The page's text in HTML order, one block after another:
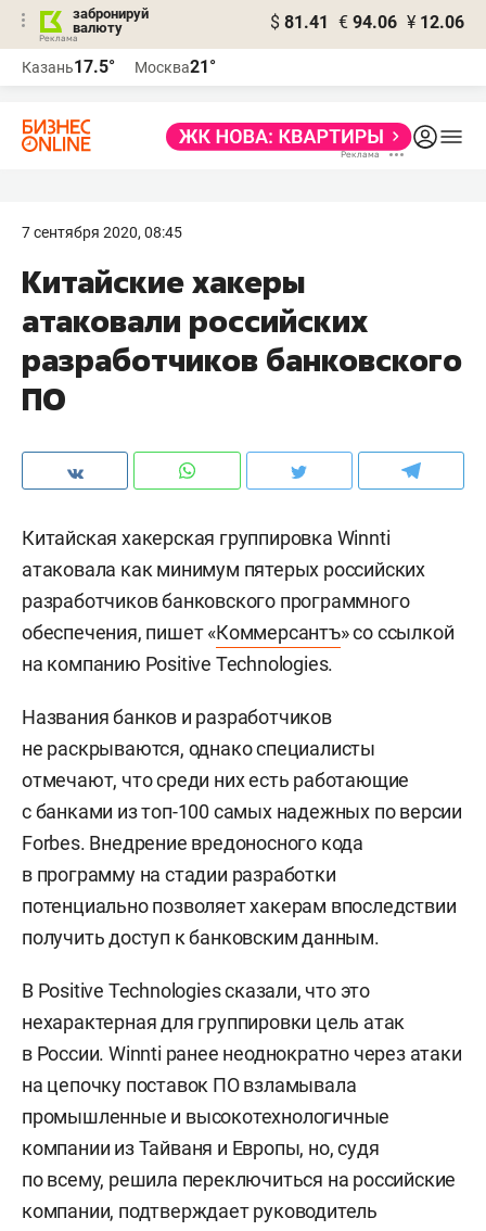
забронируй
валюту
$ 81.41 € 94.06 ¥ 12.06
Казань17.5° Москва21°
7 сентября 2020, 08:45
Китайские хакеры
атаковали российских
разработчиков банковского
ПО
Китайская хакерская группировка Winnti
атаковала как минимум пятерых российских
разработчиков банковского программного
обеспечения, пишет «Коммерсантъ» со ссылкой
на компанию Positive Technologies.
Названия банков и разработчиков
не раскрываются, однако специалисты
отмечают, что среди них есть работающие
с банками из топ-100 самых надежных по версии
Forbes. Внедрение вредоносного кода
в программу на стадии разработки
потенциально позволяет хакерам впоследствии
получить доступ к банковским данным.
В Positive Technologies сказали, что это
нехарактерная для группировки цель атак
в России. Winnti ранее неоднократно через атаки
на цепочку поставок ПО взламывала
промышленные и высокотехнологичные
компании из Тайваня и Европы, но, судя
по всему, решила переключиться на российские
компании, подтверждает руководитель